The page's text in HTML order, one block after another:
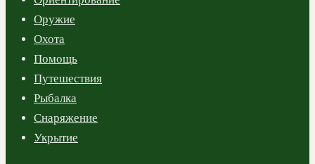
Оружие
Охота
Помощь
Путешествия
Рыбалка
Снаряжение
Укрытие